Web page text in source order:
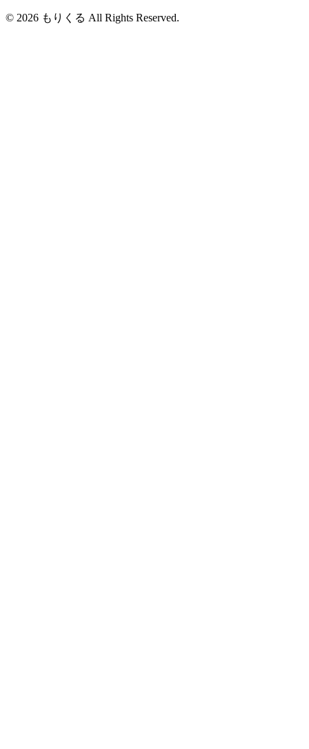
© 2026 もりくる All Rights Reserved.